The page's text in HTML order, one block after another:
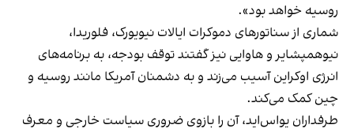
روسیه خواهد بود».
شماری از سناتورهای دموکرات ایالات نیویورک، فلوریدا،
نیوهمپشایر و هاوایی نیز گفتند توقف بودجه، به برنامه‌های
انرژی اوکراین آسیب می‌زند و به دشمنان آمریکا مانند روسیه و
چین کمک می‌کند.
طرفداران یو‌اس‌اید، آن را بازوی ضروری سیاست خارجی و معرف